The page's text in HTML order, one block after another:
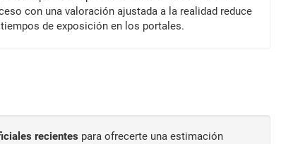
con una valoración ajustada a la realidad reduce
tiempos de exposición en los portales.
recientes para ofrecerte una estimación